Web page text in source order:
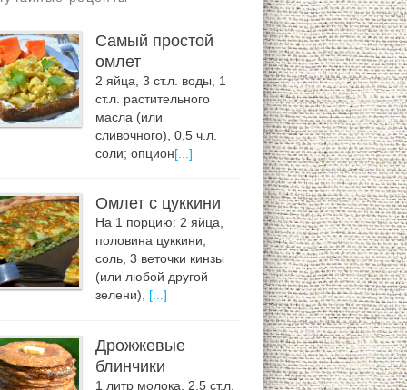
Самый простой
омлет
2 яйца, 3 ст.л. воды, 1
ст.л. растительного
масла (или
сливочного), 0,5 ч.л.
соли; опцион [...]
Омлет с цуккини
На 1 порцию: 2 яйца,
половина цуккини,
соль, 3 веточки кинзы
(или любой другой
зелени), [...]
Дрожжевые
блинчики
1 литр молока, 2,5 ст.л.